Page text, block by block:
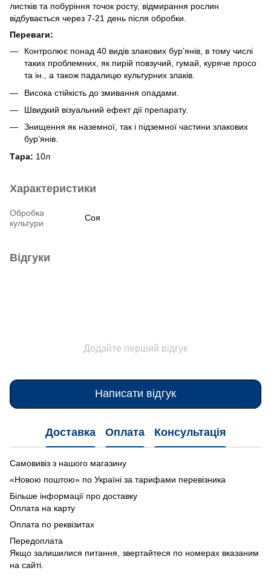
листків та побуріння точок росту, відмирання рослин
відбувається через 7-21 день після обробки.
Переваги:
Контролює понад 40 видів злакових бур’янів, в тому числі
таких проблемних, як пирій повзучий, гумай, куряче просо
та ін., а також падалицю культурних злаків.
Висока стійкість до змивання опадами.
Швидкий візуальний ефект дії препарату.
Знищення як наземної, так і підземної частини злакових
бур’янів.
Тара: 10л
Характеристики
Обробка
культури
Соя
Відгуки
Додайте перший відгук
Написати відгук
Доставка Оплата Консультація
Самовивіз з нашого магазину
«Новою поштою» по Україні за тарифами перевізника
Більше інформації про доставку
Оплата на карту
Оплата по реквізитах
Передоплата
Якщо залишилися питання, звертайтеся по номерах вказаним
на сайті.